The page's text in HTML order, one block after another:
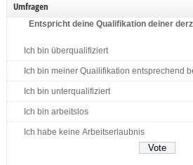
Umfragen
Entspricht deine Qualifikation deiner
Ich bin überqualifiziert
Ich bin meiner Quailifikation entsprechend
Ich bin unterqualifiziert
Ich bin arbeitslos
Ich habe keine Arbeitserlaubnis